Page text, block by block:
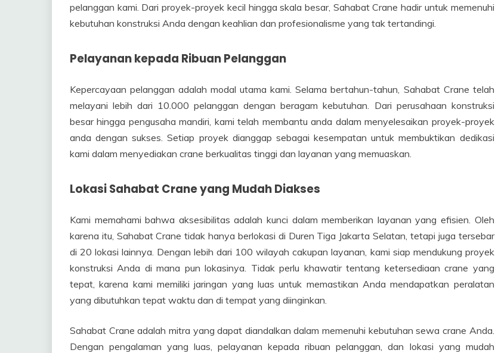
pelanggan kami. Dari proyek-proyek kecil hingga skala besar, Sahabat Crane hadir untuk memenuhi
kebutuhan konstruksi Anda dengan keahlian dan profesionalisme yang tak tertandingi.
Pelayanan kepada Ribuan Pelanggan
Kepercayaan pelanggan adalah modal utama kami. Selama bertahun-tahun, Sahabat Crane telah
melayani lebih dari 10.000 pelanggan dengan beragam kebutuhan. Dari perusahaan konstruksi
besar hingga pengusaha mandiri, kami telah membantu anda dalam menyelesaikan proyek-proyek
anda dengan sukses. Setiap proyek dianggap sebagai kesempatan untuk membuktikan dedikasi
kami dalam menyediakan crane berkualitas tinggi dan layanan yang memuaskan.
Lokasi Sahabat Crane yang Mudah Diakses
Kami memahami bahwa aksesibilitas adalah kunci dalam memberikan layanan yang efisien. Oleh
karena itu, Sahabat Crane tidak hanya berlokasi di Duren Tiga Jakarta Selatan, tetapi juga tersebar
di 20 lokasi lainnya. Dengan lebih dari 100 wilayah cakupan layanan, kami siap mendukung proyek
konstruksi Anda di mana pun lokasinya. Tidak perlu khawatir tentang ketersediaan crane yang
tepat, karena kami memiliki jaringan yang luas untuk memastikan Anda mendapatkan peralatan
yang dibutuhkan tepat waktu dan di tempat yang diinginkan.
Sahabat Crane adalah mitra yang dapat diandalkan dalam memenuhi kebutuhan sewa crane Anda.
Dengan pengalaman yang luas, pelayanan kepada ribuan pelanggan, dan lokasi yang mudah